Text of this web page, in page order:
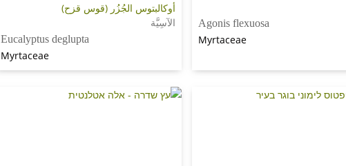
Agonis flexuosa
Myrtaceae
أوكالبتوس الجُزُر (قوس قزح)
الآسِيَّة
Eucalyptus deglupta
Myrtaceae